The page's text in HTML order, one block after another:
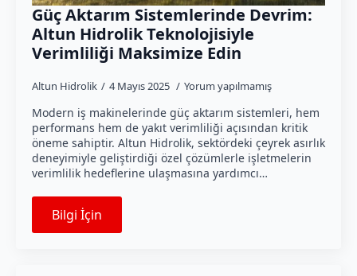
Güç Aktarım Sistemlerinde Devrim:
Altun Hidrolik Teknolojisiyle
Verimliliği Maksimize Edin
Altun Hidrolik 4 Mayıs 2025 Yorum yapılmamış
Modern iş makinelerinde güç aktarım sistemleri, hem
performans hem de yakıt verimliliği açısından kritik
öneme sahiptir. Altun Hidrolik, sektördeki çeyrek asırlık
deneyimiyle geliştirdiği özel çözümlerle işletmelerin
verimlilik hedeflerine ulaşmasına yardımcı…
Bilgi İçin